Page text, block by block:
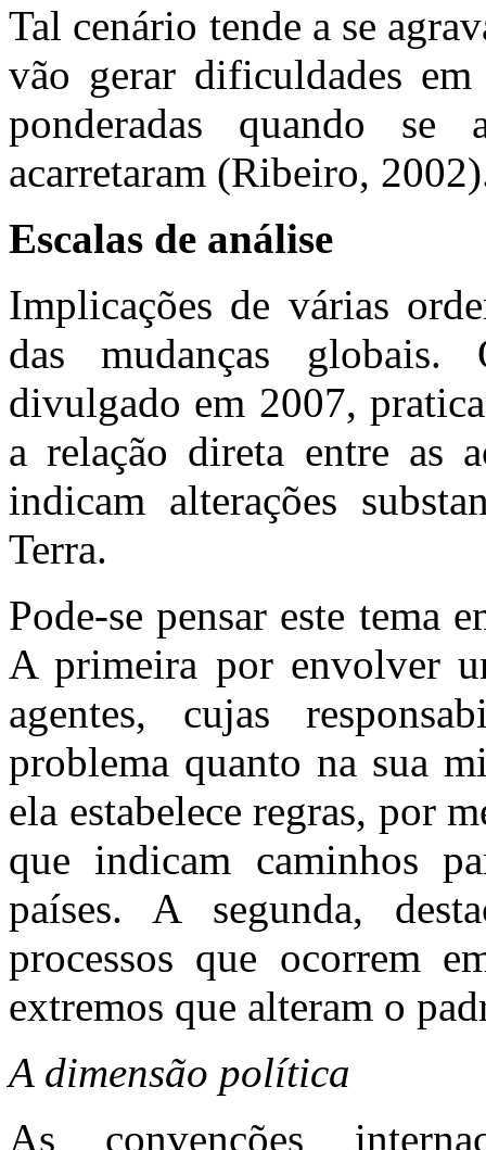
Tal cenário tende a se
vão gerar dificuldades em
ponderadas quando se
acarretaram (Ribeiro,
Escalas de análise
Implicações de várias
das mudanças
divulgado em 2007,
a relação direta entre as
indicam alterações
Terra.
Pode-se pensar este tema
A primeira por envolver
agentes, cujas
problema quanto na sua
ela estabelece regras, por
que indicam caminhos
países. A segunda,
processos que ocorrem
extremos que alteram o
A dimensão política
As convenções